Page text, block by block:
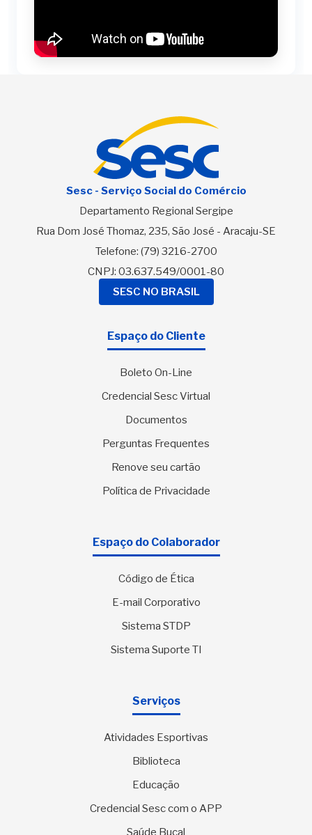
Sesc - Serviço Social do Comércio
Departamento Regional Sergipe
Rua Dom José Thomaz, 235, São José - Aracaju-SE
Telefone: (79) 3216-2700
CNPJ: 03.637.549/0001-80
SESC NO BRASIL
Espaço do Cliente
Boleto On-Line
Credencial Sesc Virtual
Documentos
Perguntas Frequentes
Renove seu cartão
Política de Privacidade
Espaço do Colaborador
Código de Ética
E-mail Corporativo
Sistema STDP
Sistema Suporte TI
Serviços
Atividades Esportivas
Biblioteca
Educação
Credencial Sesc com o APP
Saúde Bucal